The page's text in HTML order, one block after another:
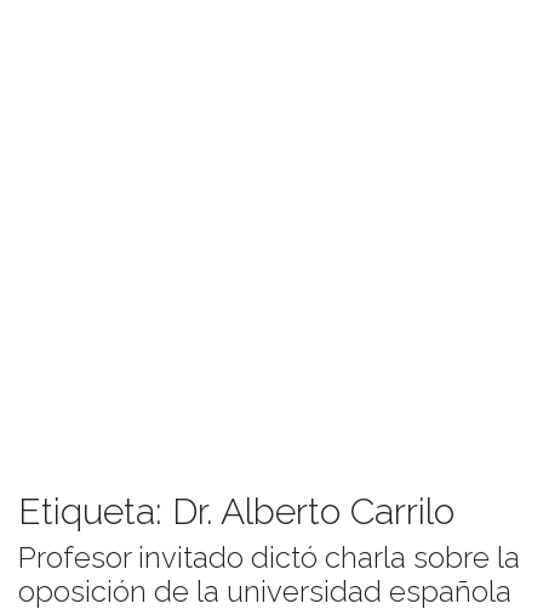
Etiqueta: Dr. Alberto Carrilo
Profesor invitado dictó charla sobre la
oposición de la universidad española